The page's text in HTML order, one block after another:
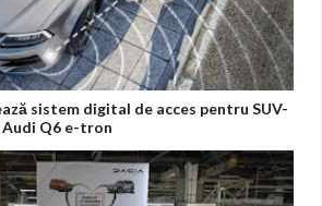
sistem digital de acces pentru SUV-
Q6 e-tron